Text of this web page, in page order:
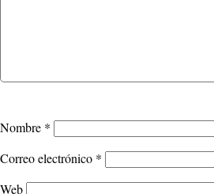
Nombre *
Correo electrónico *
Web